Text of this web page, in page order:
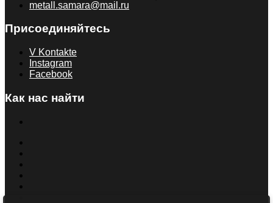
metall.samara@mail.ru
Присоединяйтесь
V Kontakte
Instagram
Facebook
Как нас найти